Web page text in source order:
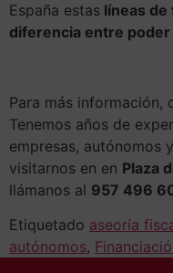
España estas líneas de
diferencia entre
Para más información,
Tenemos años de
empresas, autónomos
visitarnos en en Plaza
llámanos al 957 496
Etiquetado aseoría
autónomos,